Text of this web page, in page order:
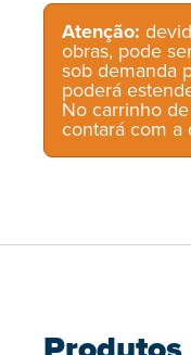
Atenção:
obras, pode
sob demanda
poderá
No carrinho
contará com a